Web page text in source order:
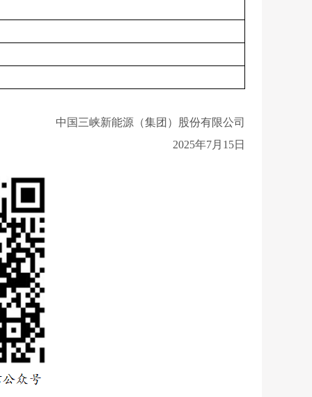
中国三峡新能源 （集团）股份有限公司
2025年7月15日